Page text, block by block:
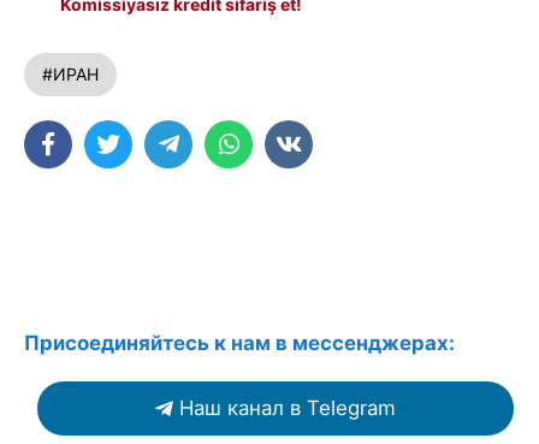
Komissiyasız kredit sifariş et!
#ИРАН
Присоединяйтесь к нам в мессенджерах:
Наш канал в Telegram